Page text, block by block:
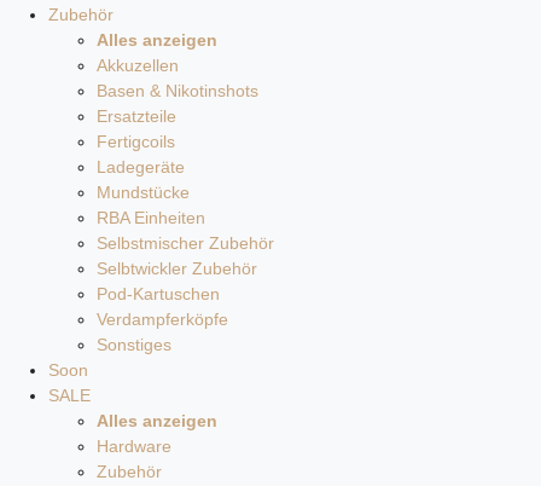
Zubehör
Alles anzeigen
Akkuzellen
Basen & Nikotinshots
Ersatzteile
Fertigcoils
Ladegeräte
Mundstücke
RBA Einheiten
Selbstmischer Zubehör
Selbtwickler Zubehör
Pod-Kartuschen
Verdampferköpfe
Sonstiges
Soon
SALE
Alles anzeigen
Hardware
Zubehör